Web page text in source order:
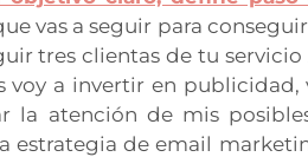
vas a seguir para
tres clientas de tu
voy a invertir en
la atención de mis
estrategia de email